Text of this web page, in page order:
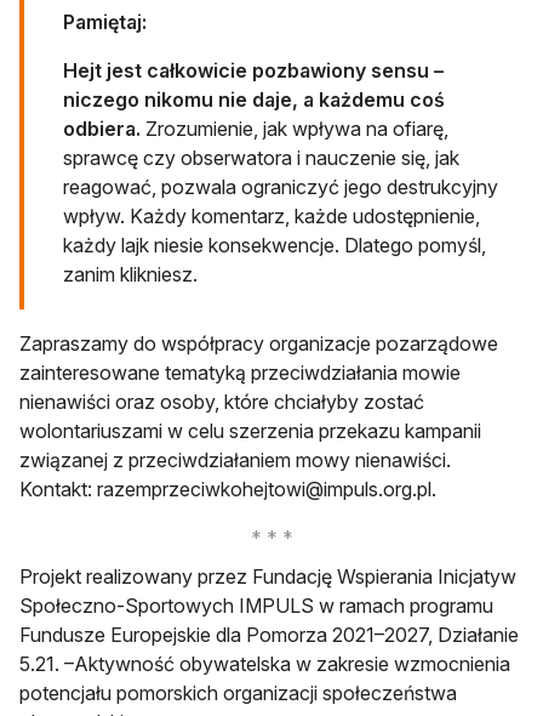
Pamiętaj:
Hejt jest całkowicie pozbawiony sensu –
niczego nikomu nie daje, a każdemu coś
odbiera. Zrozumienie, jak wpływa na ofiarę,
sprawcę czy obserwatora i nauczenie się, jak
reagować, pozwala ograniczyć jego destrukcyjny
wpływ. Każdy komentarz, każde udostępnienie,
każdy lajk niesie konsekwencje. Dlatego pomyśl,
zanim klikniesz.
Zapraszamy do współpracy organizacje pozarządowe
zainteresowane tematyką przeciwdziałania mowie
nienawiści oraz osoby, które chciałyby zostać
wolontariuszami w celu szerzenia przekazu kampanii
związanej z przeciwdziałaniem mowy nienawiści.
Kontakt: razemprzeciwkohejtowi@impuls.org.pl.
Projekt realizowany przez Fundację Wspierania Inicjatyw
Społeczno-Sportowych IMPULS w ramach programu
Fundusze Europejskie dla Pomorza 2021–2027, Działanie
5.21. –Aktywność obywatelska w zakresie wzmocnienia
potencjału pomorskich organizacji społeczeństwa